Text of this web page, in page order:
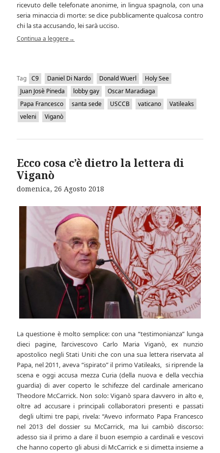
ricevuto delle telefonate anonime, in lingua spagnola, con una
seria minaccia di morte: se dice pubblicamente qualcosa contro
chi la sta accusando, lei sarà ucciso.
Continua a leggere→
Tag C9 Daniel Di Nardo Donald Wuerl
Holy See
Juan Josè Pineda
lobby gay
Oscar Maradiaga
Papa Francesco
santa sede USCCB vaticano
Vatileaks
veleni
Viganò
Ecco cosa c’è dietro la lettera di
Viganò
domenica, 26 Agosto 2018
La questione è molto semplice: con una “testimonianza” lunga
dieci pagine, l’arcivescovo Carlo Maria Viganò, ex nunzio
apostolico negli Stati Uniti che con una sua lettera riservata al
Papa, nel 2011, aveva “ispirato” il primo Vatileaks, si riprende la
scena e oggi accusa mezza Curia (della nuova e della vecchia
guardia) di aver coperto le schifezze del cardinale americano
Theodore McCarrick. Non solo: Viganò spara davvero in alto e,
oltre ad accusare i principali collaboratori presenti e passati
degli ultimi tre papi, rivela: “Avevo informato Papa Francesco
nel 2013 del dossier su McCarrick, ma lui cambiò discorso:
adesso sia il primo a dare il buon esempio a cardinali e vescovi
che hanno coperto gli abusi di McCarrick e si dimetta insieme a